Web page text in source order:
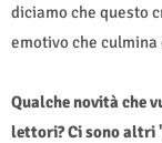
diciamo che questo
emotivo che
Qualche novità che
lettori? Ci sono altri